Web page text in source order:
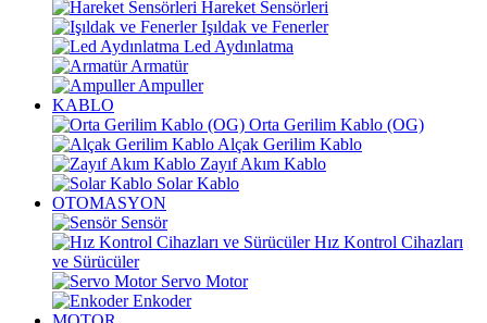
Hareket Sensörleri
Işıldak ve Fenerler
Led Aydınlatma
Armatür
Ampuller
KABLO
Orta Gerilim Kablo (OG)
Alçak Gerilim Kablo
Zayıf Akım Kablo
Solar Kablo
OTOMASYON
Sensör
Hız Kontrol Cihazları
ve Sürücüler
Servo Motor
Enkoder